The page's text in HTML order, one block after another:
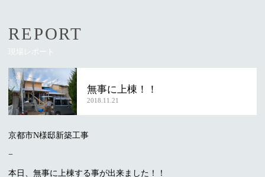
REPORT
現場レポート
無事に上棟！！
2018.11.21
京都市N様邸新築工事
−
本日、無事に上棟する事が出来ました！！